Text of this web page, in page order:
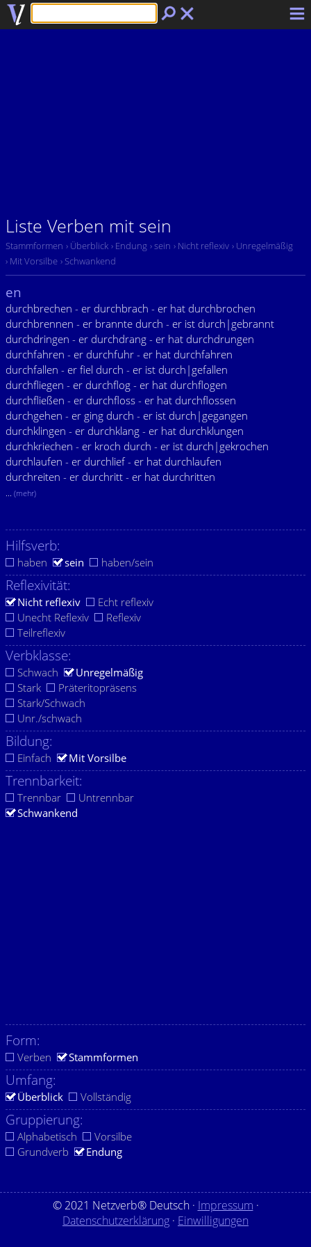
Liste Verben mit sein
Stammformen › Überblick › Endung › sein › Nicht reflexiv › Unregelmäßig
› Mit Vorsilbe › Schwankend
en
durchbrechen - er durchbrach - er hat durchbrochen
durchbrennen - er brannte durch - er ist durch|gebrannt
durchdringen - er durchdrang - er hat durchdrungen
durchfahren - er durchfuhr - er hat durchfahren
durchfallen - er fiel durch - er ist durch|gefallen
durchfliegen - er durchflog - er hat durchflogen
durchfließen - er durchfloss - er hat durchflossen
durchgehen - er ging durch - er ist durch|gegangen
durchklingen - er durchklang - er hat durchklungen
durchkriechen - er kroch durch - er ist durch|gekrochen
durchlaufen - er durchlief - er hat durchlaufen
durchreiten - er durchritt - er hat durchritten
... (mehr)
Hilfsverb:
haben sein haben/sein
Reflexivität:
Nicht reflexiv
Echt reflexiv
Unecht Reflexiv
Reflexiv
Teilreflexiv
Verbklasse:
Schwach
Unregelmäßig
Stark
Präteritopräsens
Stark/Schwach
Unr./schwach
Bildung:
Einfach Mit Vorsilbe
Trennbarkeit:
Trennbar
Untrennbar
Schwankend
Form:
Verben Stammformen
Umfang:
Überblick Vollständig
Gruppierung:
Alphabetisch
Vorsilbe
Grundverb
Endung
© 2021 Netzverb® Deutsch · Impressum ·
Datenschutzerklärung · Einwilligungen